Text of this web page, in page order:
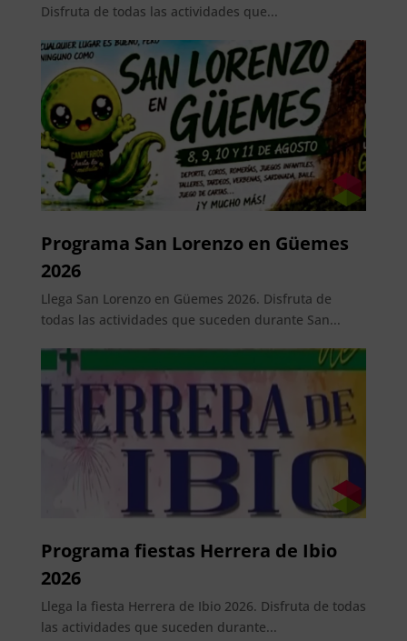
Disfruta de todas las actividades que...
Programa San Lorenzo en Güemes
2026
Llega San Lorenzo en Güemes 2026. Disfruta de
todas las actividades que suceden durante San...
Programa fiestas Herrera de Ibio
2026
Llega la fiesta Herrera de Ibio 2026. Disfruta de todas
las actividades que suceden durante...